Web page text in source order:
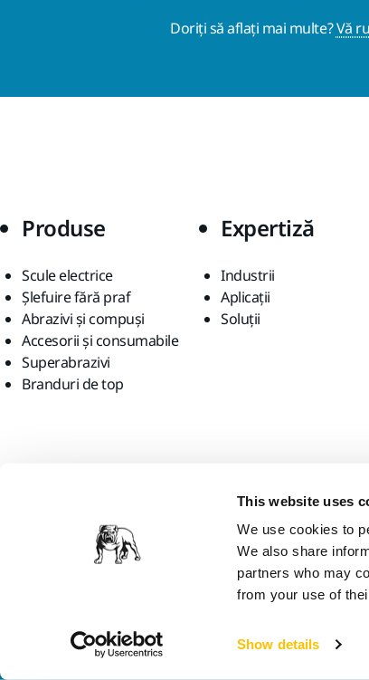
This website uses
We use cookies to
We also share
partners who may
from your use of
Show details
Doriți să aflați mai multe?Vă
Produse
Scule electrice
Șlefuire fără praf
Abrazivi și compuși
Accesorii și consumabile
Superabrazivi
Branduri de top
Expertiză
Industrii
Aplicații
Soluții
Credem că vă aflați în Statele Unite ale Americii. Doriți să